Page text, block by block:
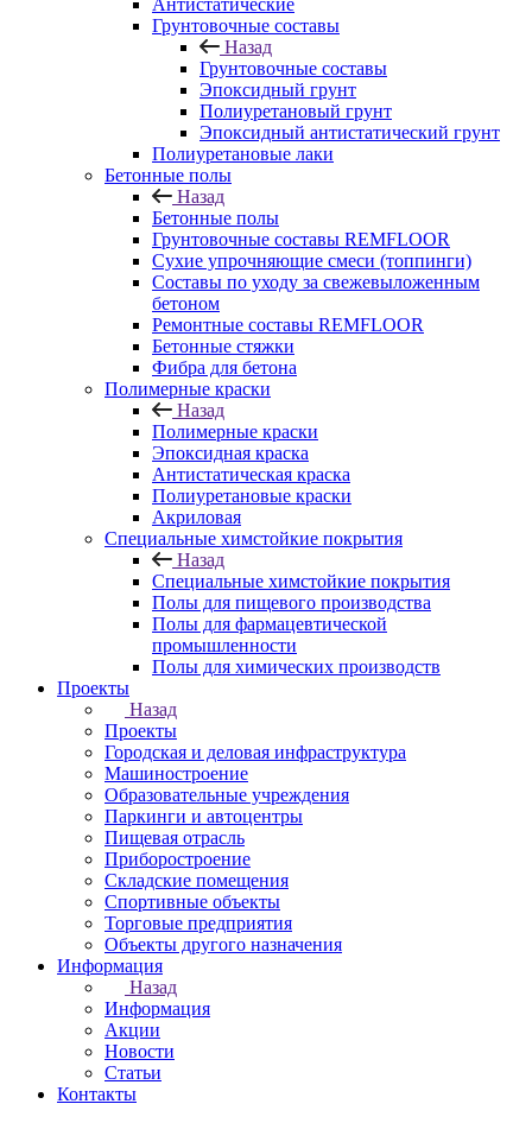
Антистатические
Грунтовочные составы
Назад
Грунтовочные составы
Эпоксидный грунт
Полиуретановый грунт
Эпоксидный антистатический грунт
Полиуретановые лаки
Бетонные полы
Назад
Бетонные полы
Грунтовочные составы REMFLOOR
Сухие упрочняющие смеси (топпинги)
Составы по уходу за свежевыложенным
бетоном
Ремонтные составы REMFLOOR
Бетонные стяжки
Фибра для бетона
Полимерные краски
Назад
Полимерные краски
Эпоксидная краска
Антистатическая краска
Полиуретановые краски
Акриловая
Специальные химстойкие покрытия
Назад
Специальные химстойкие покрытия
Полы для пищевого производства
Полы для фармацевтической
промышленности
Полы для химических производств
Проекты
Назад
Проекты
Городская и деловая инфраструктура
Машиностроение
Образовательные учреждения
Паркинги и автоцентры
Пищевая отрасль
Приборостроение
Складские помещения
Спортивные объекты
Торговые предприятия
Объекты другого назначения
Информация
Назад
Информация
Акции
Новости
Статьи
Контакты